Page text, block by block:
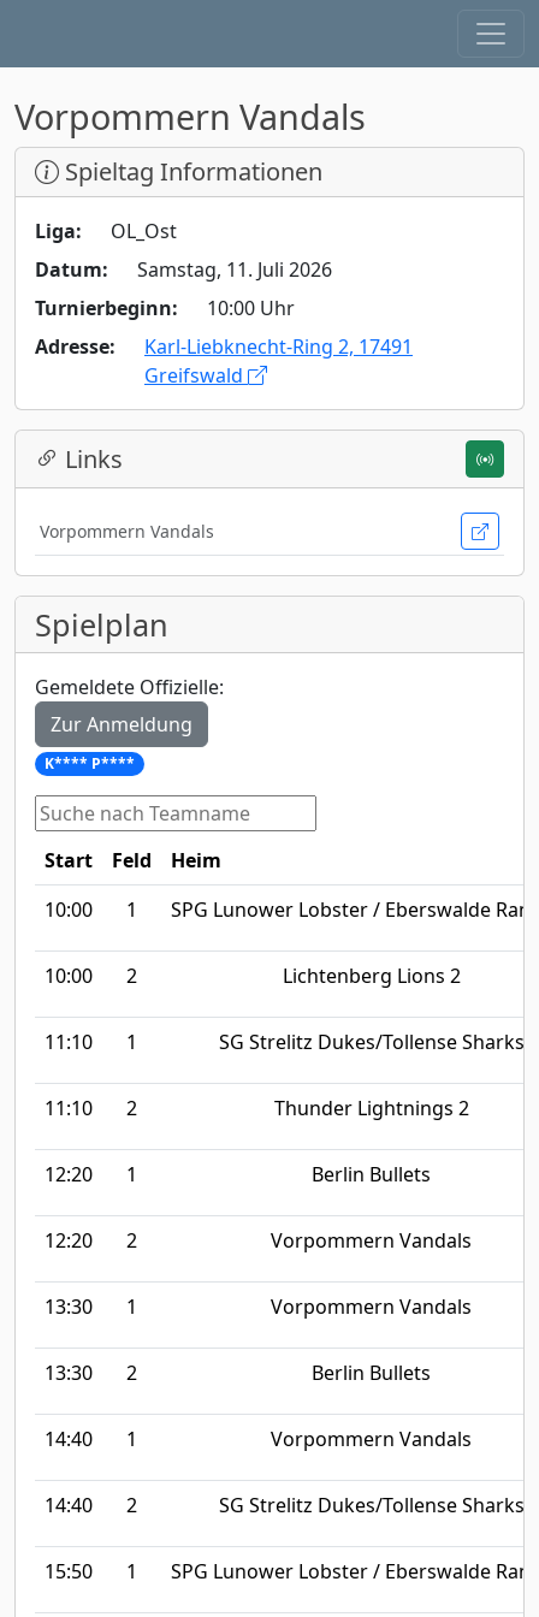
Vorpommern Vandals
Spieltag Informationen
Liga:
OL_Ost
Datum:
Samstag, 11. Juli 2026
Turnierbeginn:
10:00 Uhr
Adresse:
Karl-Liebknecht-Ring 2, 17491
Greifswald
Links
Vorpommern Vandals
Spielplan
Gemeldete Offizielle:
Zur Anmeldung
K**** P****
Start Feld
Heim
10:00
1 SPG Lunower Lobster / Eberswalde
10:00 2 Lichtenberg Lions 2
11:10 1 SG Strelitz Dukes/Tollense Sharks
11:10 2 Thunder Lightnings 2
12:20 1 Berlin Bullets
12:20 2 Vorpommern Vandals
13:30 1 Vorpommern Vandals
13:30 2 Berlin Bullets
14:40 1 Vorpommern Vandals
14:40 2 SG Strelitz Dukes/Tollense Sharks
15:50 1 SPG Lunower Lobster / Eberswalde